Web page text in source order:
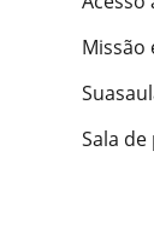
Missão
Sala